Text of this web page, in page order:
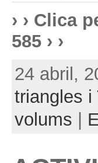
› › Clica
585 › ›
24 abril,
triangles i
volums